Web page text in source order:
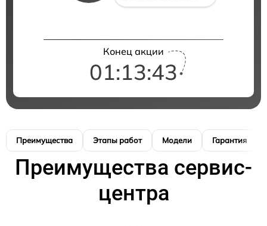
Конец акции
01:13:42
Преимущества Этапы работ Модели Гарантия
Преимущества сервис-
центра